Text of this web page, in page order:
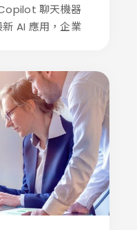
聊天機器
AI 應用，企業